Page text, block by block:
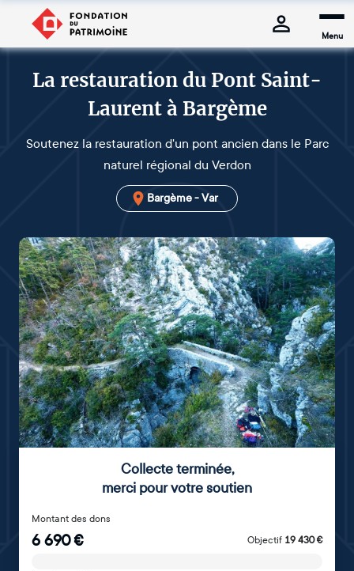
Menu
La restauration du Pont Saint-
Laurent à Bargème
Soutenez la restauration d'un pont ancien dans le Parc
naturel régional du Verdon
Bargème - Var
Collecte terminée,
merci pour votre soutien
Montant des dons
6 690€ Objectif 19 430€